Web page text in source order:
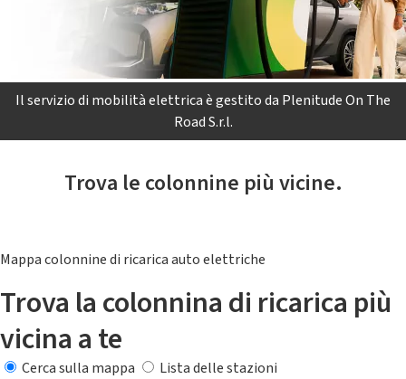
Il servizio di mobilità elettrica è gestito da Plenitude On The
Road S.r.l.
Trova le colonnine più vicine.
Mappa colonnine di ricarica auto elettriche
Trova la colonnina di ricarica più
vicina a te
Cerca sulla mappa
Lista delle stazioni